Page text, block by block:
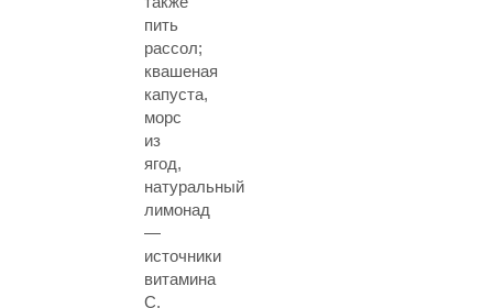
пить
рассол;
квашеная
капуста,
морс
из
ягод,
натуральный
лимонад
—
источники
витамина
С.